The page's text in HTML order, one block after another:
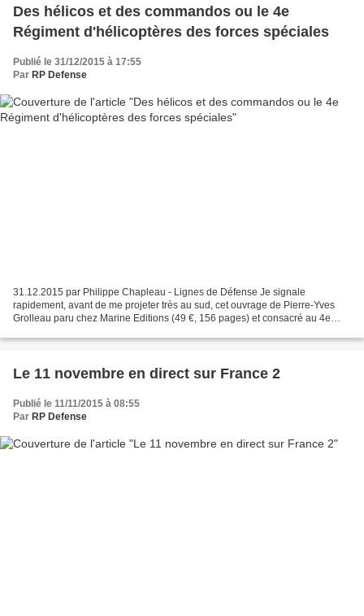
Des hélicos et des commandos ou le 4e
Régiment d'hélicoptères des forces spéciales
Publié le 31/12/2015 à 17:55
Par RP Defense
31.12.2015 par Philippe Chapleau - Lignes de Défense Je signale
rapidement, avant de me projeter très au sud, cet ouvrage de Pierre-Yves
Grolleau paru chez Marine Editions (49 €, 156 pages) et consacré au 4e
Le 11 novembre en direct sur France 2
Publié le 11/11/2015 à 08:55
Par RP Defense